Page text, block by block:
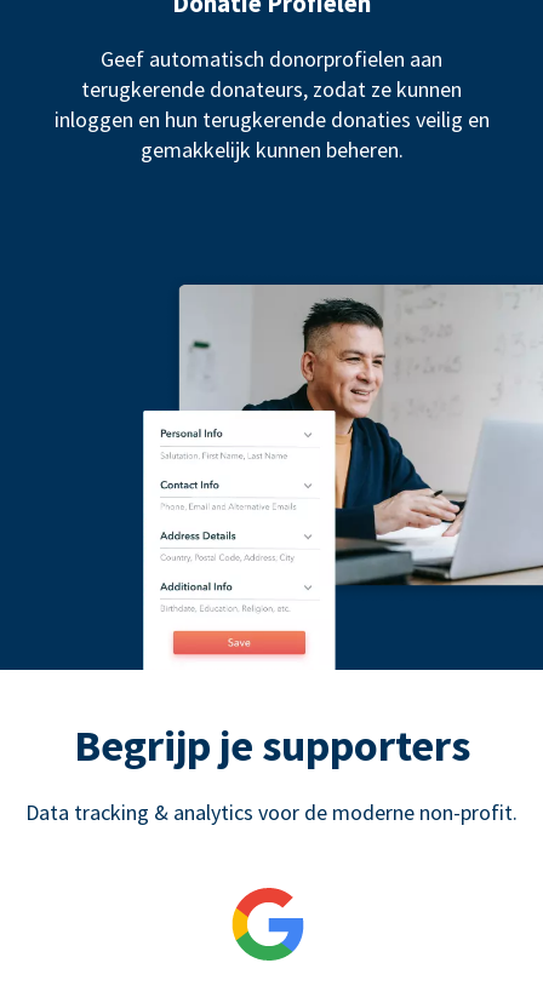
Geef automatisch donorprofielen aan
terugkerende donateurs, zodat ze kunnen
inloggen en hun terugkerende donaties veilig en
gemakkelijk kunnen beheren.
Begrijp je supporters
Data tracking & analytics voor de moderne non-profit.